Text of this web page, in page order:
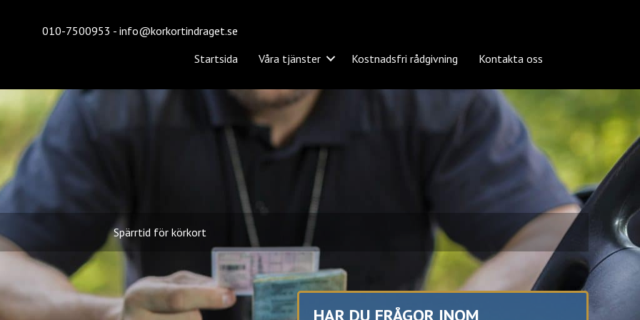
010-7500953 - info@korkortindraget.se
Startsida
Våra tjänster Kostnadsfri rådgivning Kontakta oss
Spärrtid för körkort
HAR DU FRÅGOR INOM